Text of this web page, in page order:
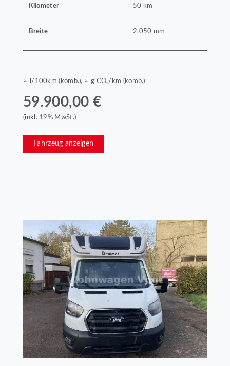
Kilometer 50 km
Breite 2.050 mm
≈ l/100km (komb.), ≈ g CO₂/km (komb.)
59.900,00 €
(inkl. 19% MwSt.)
Fahrzeug anzeigen